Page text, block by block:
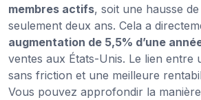
membres actifs, soit une hausse de
seulement deux ans. Cela a
augmentation de 5,5% d’une
ventes aux États-Unis. Le lien entre
sans friction et une meilleure
Vous pouvez approfondir la